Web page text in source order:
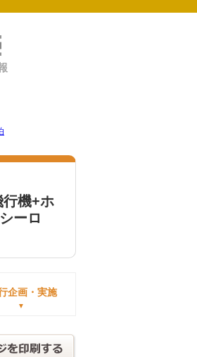
機+ホ
ーロ
企画・実施
▼